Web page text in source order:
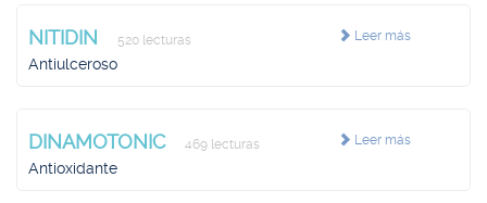
Leer más
NITIDIN 520 lecturas
Antiulceroso
Leer más
DINAMOTONIC 469 lecturas
Antioxidante